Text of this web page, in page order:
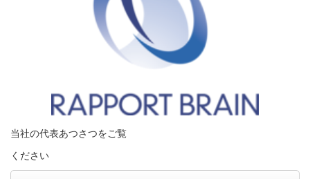
当社の代表あつさつをご覧
ください